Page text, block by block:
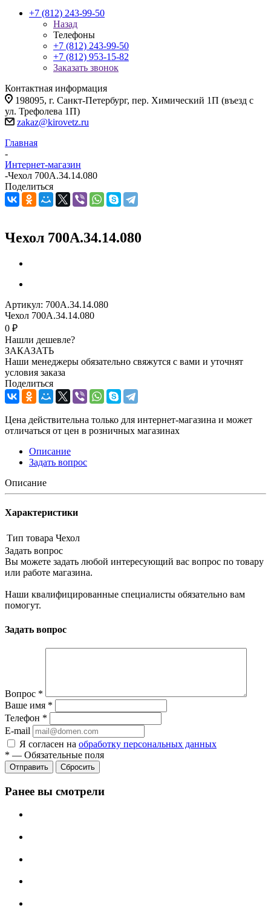
+7 (812) 243-99-50
Назад
Телефоны
+7 (812) 243-99-50
+7 (812) 953-15-82
Заказать звонок
Контактная информация
198095, г. Санкт-Петербург, пер. Химический 1П (въезд с
ул. Трефолева 1П)
zakaz@kirovetz.ru
Главная
-
Интернет-магазин
-Чехол 700А.34.14.080
Поделиться
Чехол 700А.34.14.080
Артикул: 700А.34.14.080
Чехол 700А.34.14.080
0 ₽
Нашли дешевле?
ЗАКАЗАТЬ
Наши менеджеры обязательно свяжутся с вами и уточнят
условия заказа
Поделиться
Цена действительна только для интернет-магазина и может
отличаться от цен в розничных магазинах
Описание
Задать вопрос
Описание
Характеристики
Тип товара Чехол
Задать вопрос
Вы можете задать любой интересующий вас вопрос по товару
или работе магазина.
Наши квалифицированные специалисты обязательно вам
помогут.
Задать вопрос
Вопрос *
Ваше имя *
Телефон *
E-mail
Я согласен на обработку персональных данных
* — Обязательные поля
Сбросить
Ранее вы смотрели